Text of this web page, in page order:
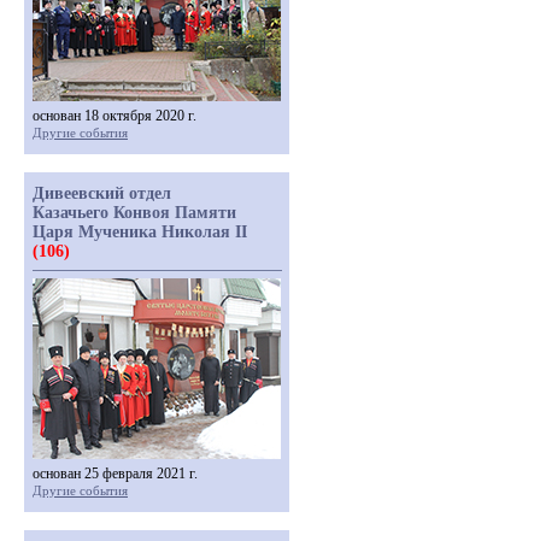
основан 18 октября 2020 г.
Другие события
Дивеевский отдел
Казачьего Конвоя Памяти
Царя Мученика Николая II
(106)
основан 25 февраля 2021 г.
Другие события